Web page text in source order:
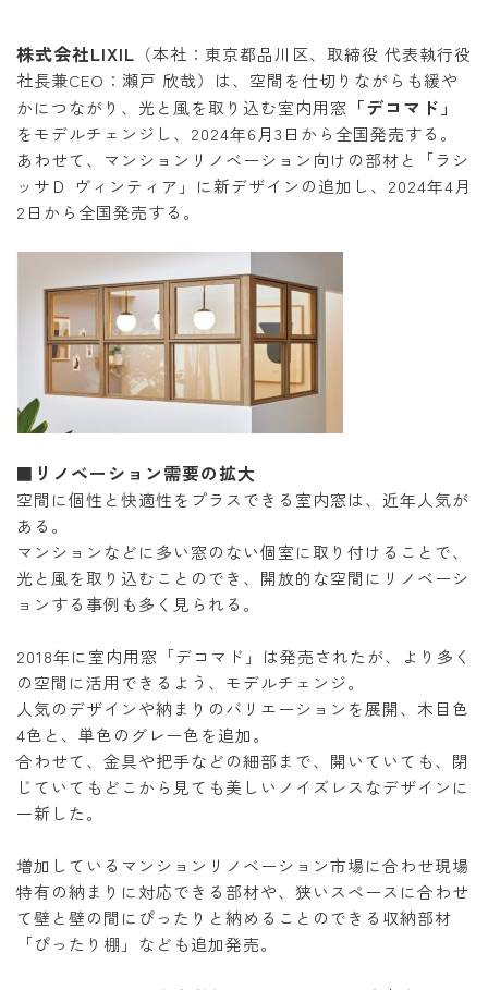
株式会社LIXIL （本社：東京都品川区、取締役 代表執行役
社長兼CEO：瀬戸 欣哉）は、空間を仕切りながらも緩や
かにつながり、光と風を取り込む室内用窓 「デコマド」
をモデルチェンジし、2024年6月3日から全国発売する。
あわせて、マンションリノベーション向けの部材と「ラシ
ッサＤ ヴィンティア」に新デザインの追加し、2024年4月
2日から全国発売する。
■ リノベーション需要の拡大
空間に個性と快適性をプラスできる室内窓は、近年人気が
ある。
マンションなどに多い窓のない個室に取り付けることで、
光と風を取り込むことのでき、開放的な空間にリノベーシ
ョンする事例も多く見られる。
2018年に室内用窓「デコマド」は発売されたが、より多く
の空間に活用できるよう、モデルチェンジ。
人気のデザインや納まりのバリエーションを展開、木目色
4色と、単色のグレー色を追加。
合わせて、金具や把手などの細部まで、開いていても、閉
じていてもどこから見ても美しいノイズレスなデザインに
一新した。
増加しているマンションリノベーション市場に合わせ現場
特有の納まりに対応できる部材や、狭いスペースに合わせ
て壁と壁の間にぴったりと納めることのできる収納部材
「ぴったり棚」なども追加発売。